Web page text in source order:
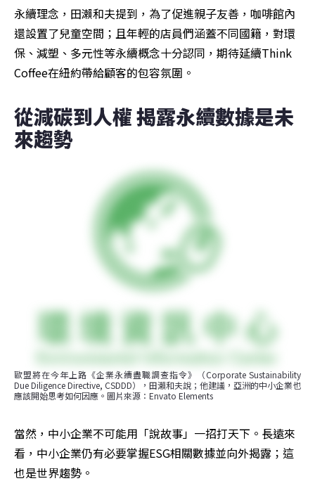
永續理念，田瀨和夫提到，為了促進親子友善，咖啡館內
還設置了兒童空間；且年輕的店員們涵蓋不同國籍，對環
保、減塑、多元性等永續概念十分認同，期待延續Think
Coffee在紐約帶給顧客的包容氛圍。
從減碳到人權 揭露永續數據是未
來趨勢
歐盟將在今年上路《企業永續盡職調查指令》（Corporate Sustainability
Due Diligence Directive, CSDDD），田瀨和夫說；他建議，亞洲的中小企業也
應該開始思考如何因應。圖片來源：Envato Elements
當然，中小企業不可能用「說故事」一招打天下。長遠來
看，中小企業仍有必要掌握ESG相關數據並向外揭露；這
也是世界趨勢。